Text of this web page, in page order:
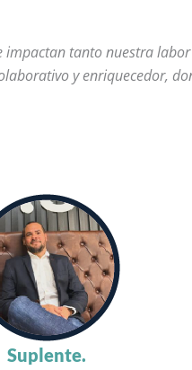
impactan tanto nuestra labor
y enriquecedor,
Suplente.